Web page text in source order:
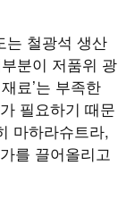
는 철광석 생산
분이 저품위 광
료’는 부족한
필요하기 때문
마하라슈트라,
를 끌어올리고